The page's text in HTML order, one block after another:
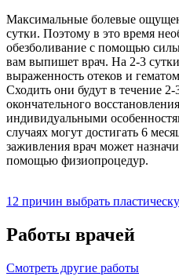
Максимальные болевые
сутки. Поэтому в это время
обезболивание с помощью
вам выпишет врач. На 2-3
выраженность отеков и
Сходить они будут в течение
окончательного
индивидуальными
случаях могут достигать 6
заживления врач может
помощью физиопроцедур.
12 причин выбрать
Работы врачей
Смотреть другие работы